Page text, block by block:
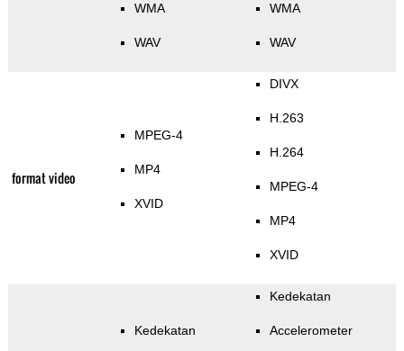
WMA
WAV
WMA
WAV
format video
MPEG-4
MP4
XVID
DIVX
H.263
H.264
MPEG-4
MP4
XVID
Kedekatan
Kedekatan
Accelerometer